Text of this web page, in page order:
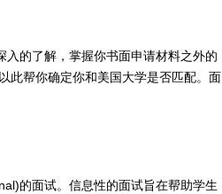
的了解，掌握你书面申请材料之外的
此帮你确定你和美国大学是否匹配。面
的面试。信息性的面试旨在帮助学生